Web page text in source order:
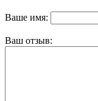
Ваше имя:
Ваш отзыв: